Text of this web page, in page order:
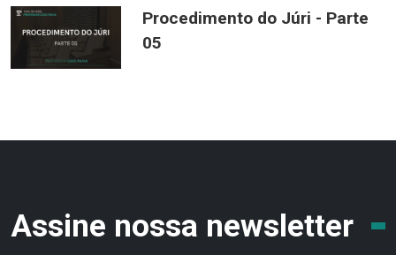
Procedimento do Júri - Parte
05
Assine nossa newsletter